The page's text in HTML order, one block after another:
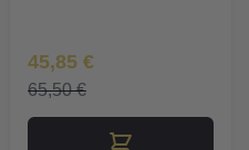
Īpaša Cena
45,85 €
65,50 €